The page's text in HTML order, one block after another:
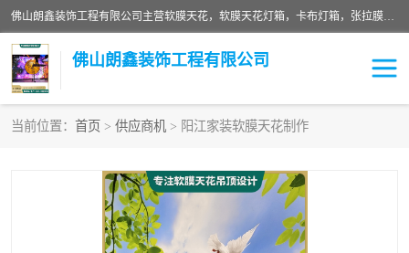
佛山朗鑫装饰工程有限公司主营软膜天花，软膜天花灯箱，卡布灯箱，张拉膜等产品，价格实惠，支持定制；公司专业装饰铺面，家居，会展特装，软膜等工程，技能精良人员，安装快、价格合理，质量保证、热诚与各方有识人士合作，欢迎新老客户来电咨询。
佛山朗鑫装饰工程有限公司
当前位置： 首页 > 供应商机 > 阳江家装软膜天花制作
软膜吊顶